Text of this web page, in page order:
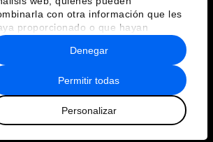
con otra información que les
proporcionado o que hayan
a partir del uso que haya
de sus servicios.
Permitir todas
Personalizar
Denegar
privacidad y normas de uso
Sitemap
Foro Económico Mundial